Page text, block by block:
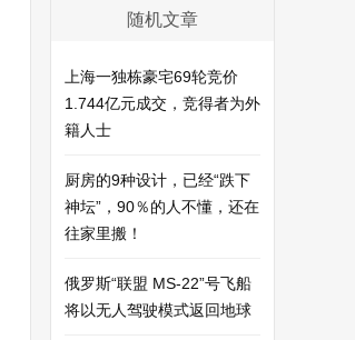
随机文章
上海一独栋豪宅69轮竞价
1.744亿元成交，竞得者为外
籍人士
厨房的9种设计，已经“跌下
神坛”，90％的人不懂，还在
往家里搬！
俄罗斯“联盟 MS-22”号飞船
将以无人驾驶模式返回地球